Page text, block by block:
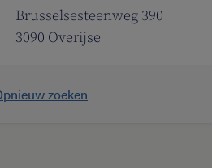
Brusselsesteenweg 390
3090 Overijse
zoeken